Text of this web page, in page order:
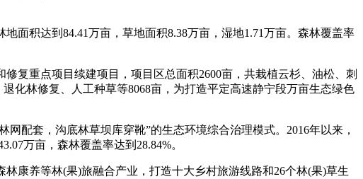
积达到84.41万亩，草地面积8.38万亩，湿地1.71万亩。森林覆盖率
复重点项目续建项目，项目区总面积2600亩，共栽植云杉、油松、刺
化林修复、人工种草等8068亩，为打造平定高速静宁段万亩生态绿色
配套，沟底林草坝库穿靴”的生态环境综合治理模式。2016年以来，
万亩，森林覆盖率达到28.84%。
养等林(果)旅融合产业，打造十大乡村旅游线路和26个林(果)草生